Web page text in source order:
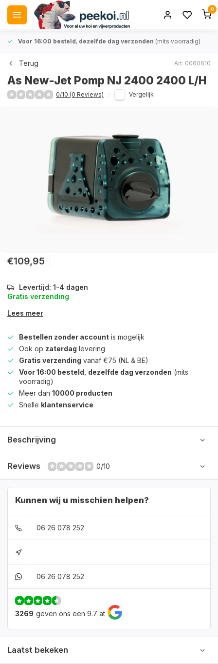
0
Voor 16:00 besteld, dezelfde dag verzonden (mits voorradig)
Terug Art: 0060610
As New-Jet Pomp NJ 2400 2400 L/H
0/10 (0 Reviews) Vergelijk
€109,95
Levertijd: 1-4 dagen
Gratis verzending
Lees meer
Bestellen zonder account is mogelijk
Ook op zaterdag levering
Gratis verzending vanaf €75 (NL & BE)
Voor 16:00 besteld dezelfde dag verzonden (mits
voorradig)
Meer dan 10000 producten
Snelle klantenservice
Beschrijving
Reviews 0/10
Kunnen wij u misschien helpen?
06 26 078 252
06 26 078 252
3269 geven ons een 9.7 at
Laatst bekeken